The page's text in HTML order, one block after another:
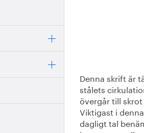
Denna skrift är
stålets
övergår till
Viktigast i
dagligt tal